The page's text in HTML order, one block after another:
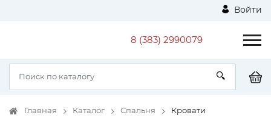
Войти
8 (383) 2990079
Главная Каталог Спальня Кровати